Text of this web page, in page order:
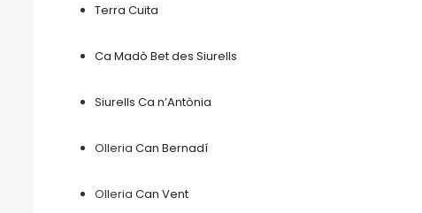
Terra Cuita
Ca Madò Bet des Siurells
Siurells Ca n’Antònia
Olleria Can Bernadí
Olleria Can Vent